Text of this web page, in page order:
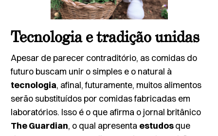
Tecnologia e tradição unidas
Apesar de parecer contraditório, as comidas do
futuro buscam unir o simples e o natural à
tecnologia, afinal, futuramente, muitos alimentos
serão substituídos por comidas fabricadas em
laboratórios. Isso é o que afirma o jornal britânico
The Guardian, o qual apresenta estudosque